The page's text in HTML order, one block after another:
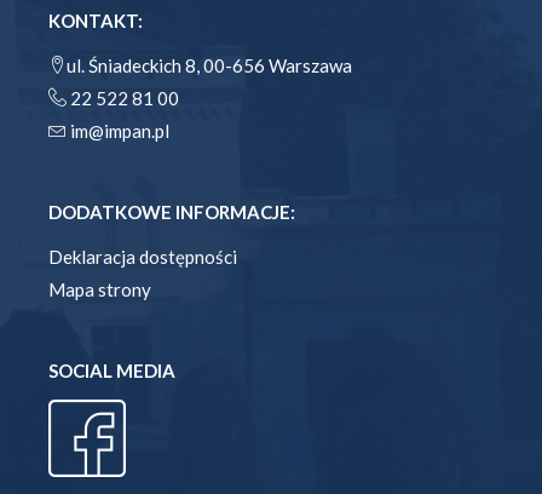
KONTAKT:
ul. Śniadeckich 8, 00-656 Warszawa
22 522 81 00
im@impan.pl
DODATKOWE INFORMACJE:
Deklaracja dostępności
Mapa strony
SOCIAL MEDIA